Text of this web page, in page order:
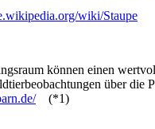
wiki/Staupe
können einen
über die
(*1)